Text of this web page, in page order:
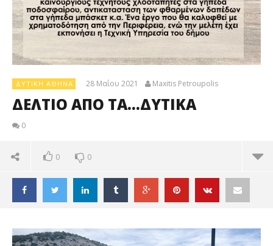
ΔΥΤΙΚΉ ΑΘΉΝΑ 28 Μαΐου 2021 Maxitis Petroupolis
ΔΕΛΤΙΟ ΑΠΟ ΤΑ…ΔΥΤΙΚΑ
0
0 0